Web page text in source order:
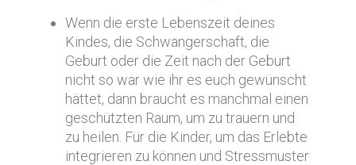
Wenn die erste Lebenszeit deines
Kindes, die Schwangerschaft, die
Geburt oder die Zeit nach der Geburt
nicht so war wie ihr es euch gewünscht
hättet, dann braucht es manchmal einen
geschützten Raum, um zu trauern und
zu heilen. Für die Kinder, um das Erlebte
integrieren zu können und Stressmuster